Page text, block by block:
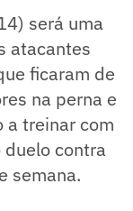
será uma
atacantes
ficaram de
na perna e
a treinar com
contra
semana.